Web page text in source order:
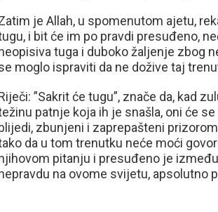
je Allah, u spomenutom ajetu,
i bit će im po pravdi presuđeno,
tuga i duboko žaljenje zbog
moglo ispraviti da ne dožive taj
”Sakrit će tugu”, znače da, kad
patnje koja ih je snašla, oni će
blijedi, zbunjeni i zaprepašteni
da u tom trenutku neće moći
pitanju i presuđeno je
na ovome svijetu, apsolutno